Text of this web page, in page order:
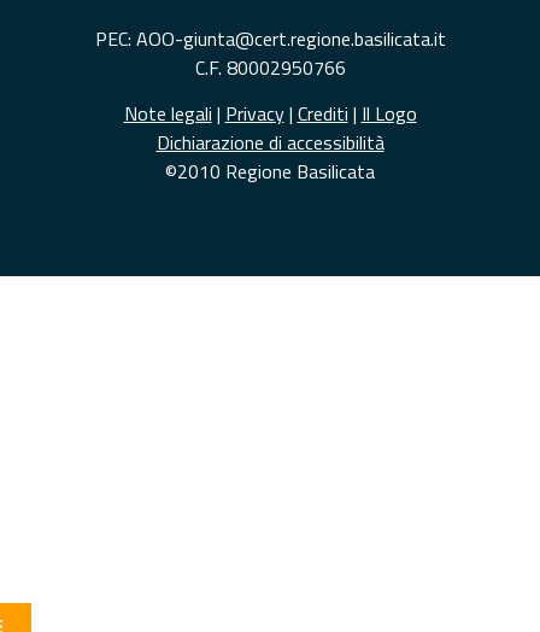
PEC: AOO-giunta@cert.regione.basilicata.it
C.F. 80002950766
Note legali | Privacy| Crediti | Il Logo
Dichiarazione di accessibilità
©2010 Regione Basilicata